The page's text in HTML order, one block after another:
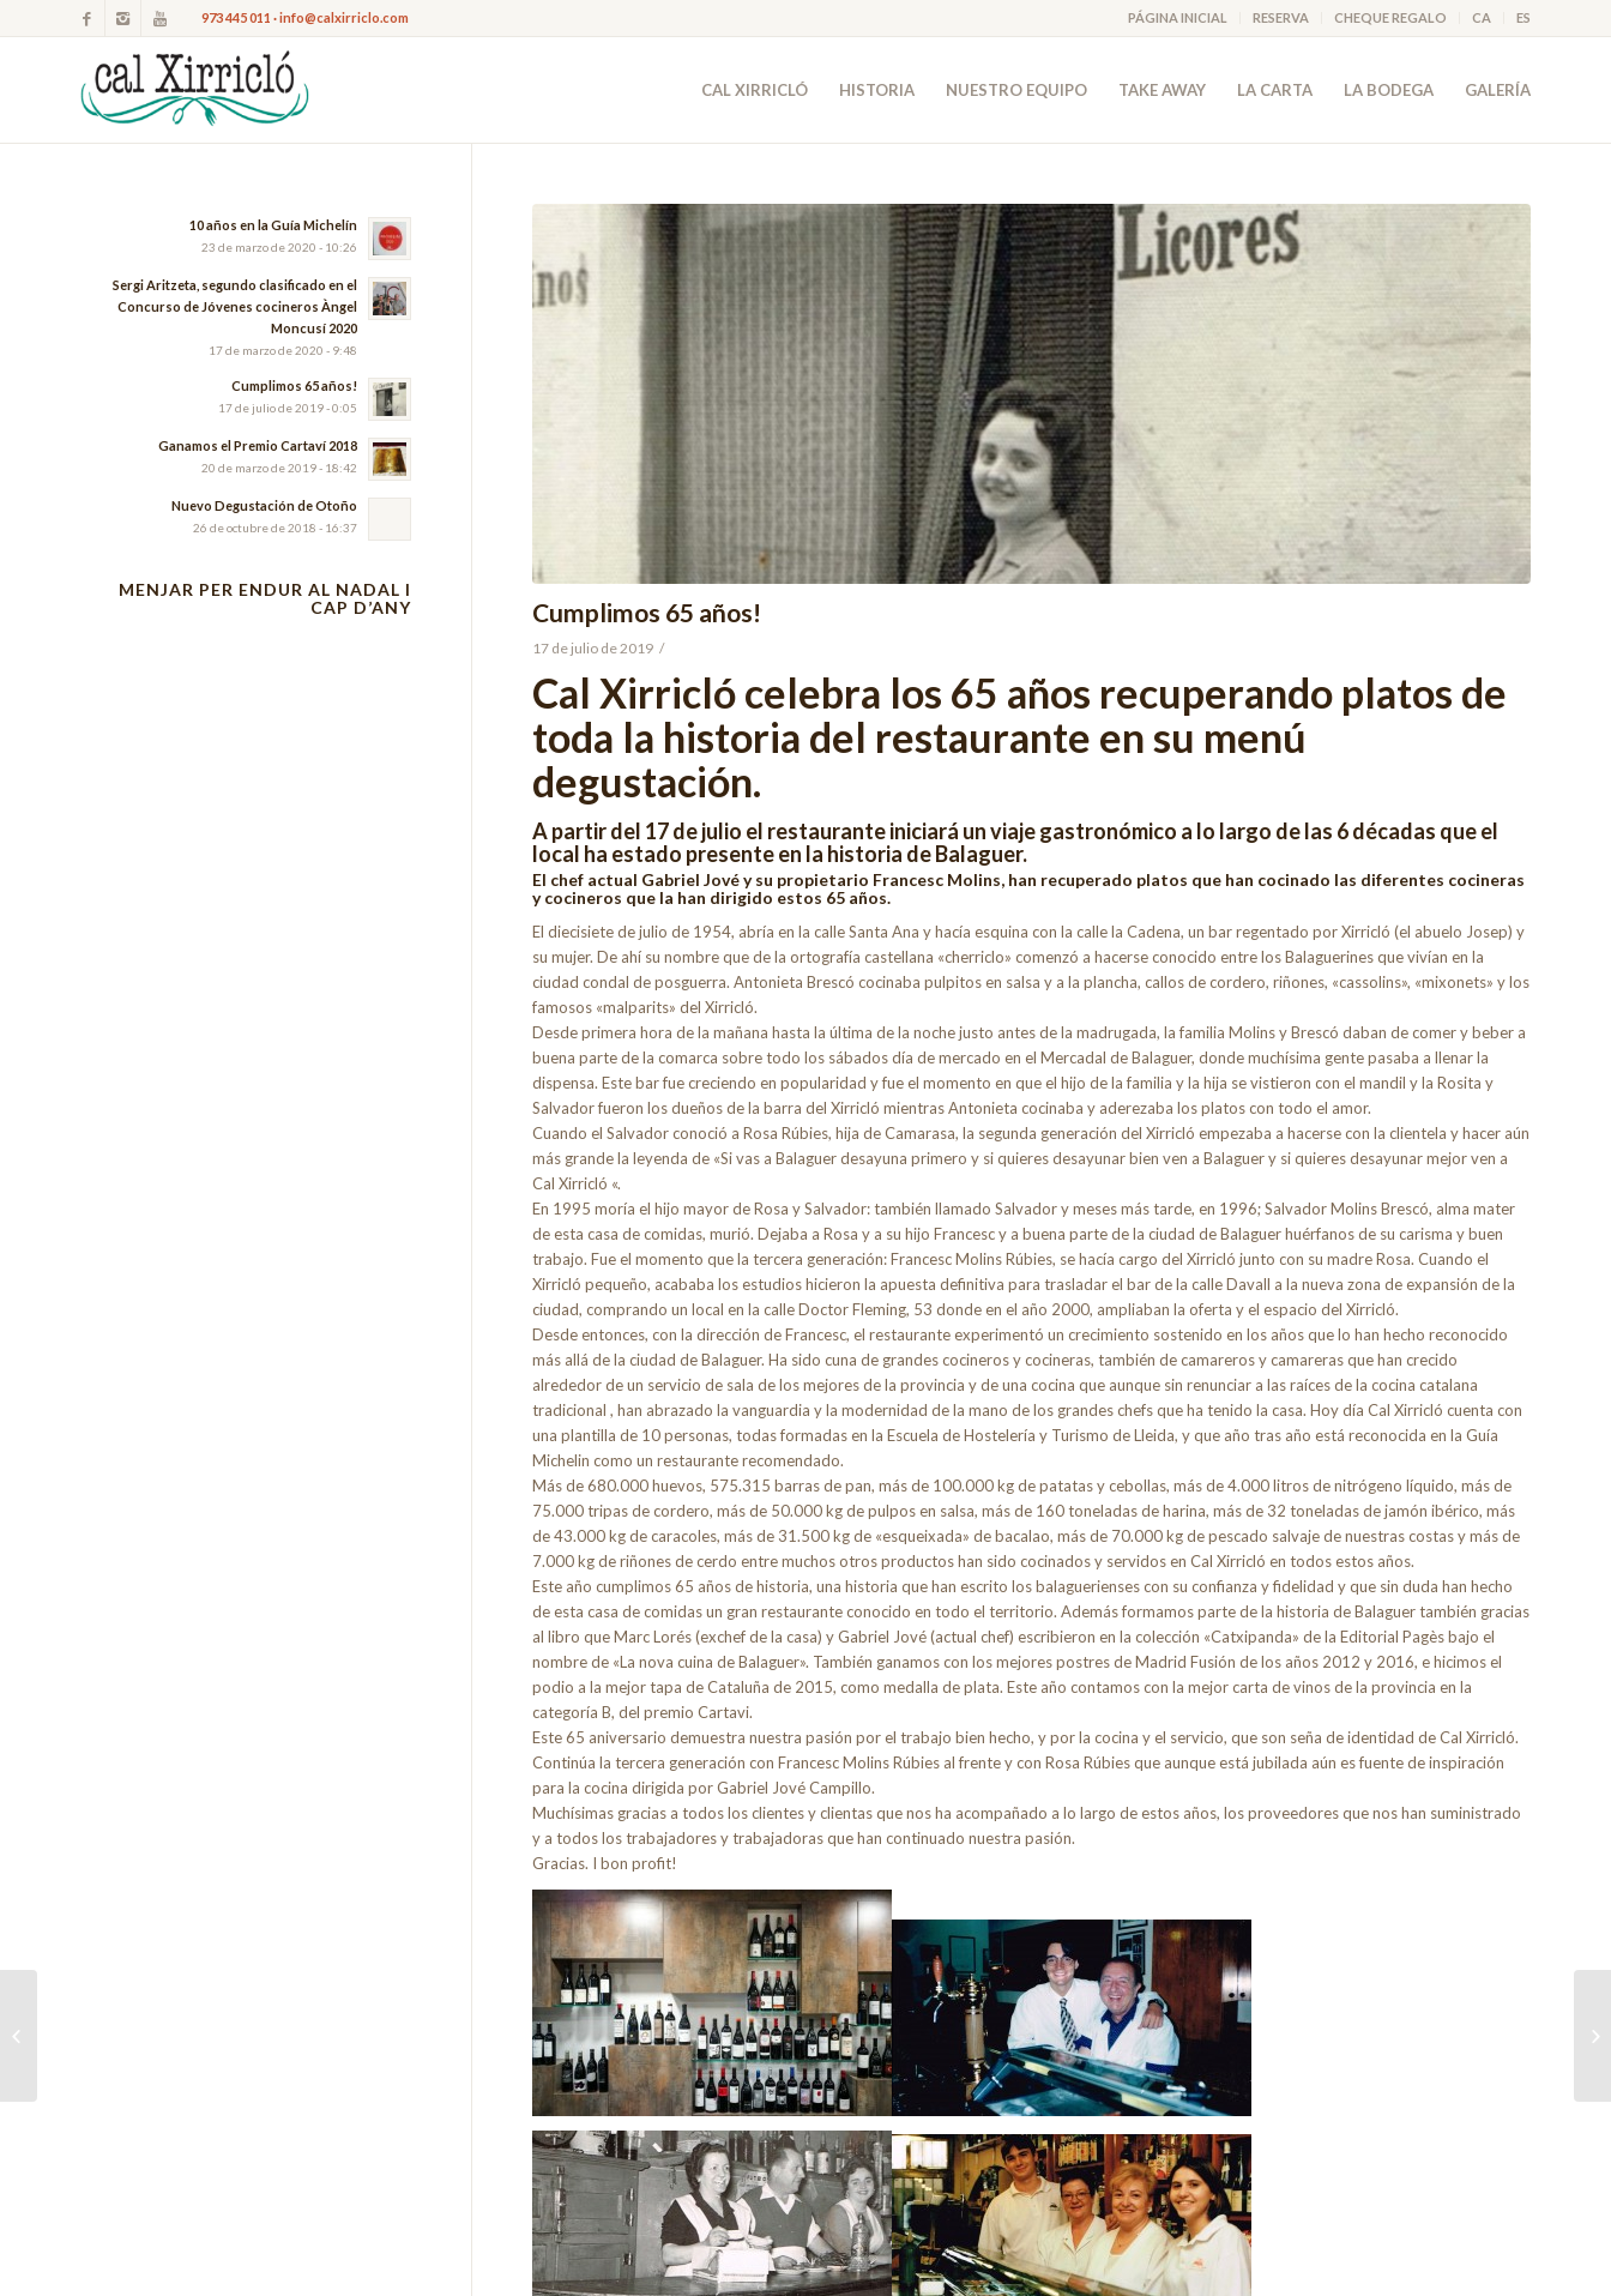
PÁGINA INICIAL RESERVA CHEQUE REGALO CA ES
973 445 011 · info@calxirriclo.com
CAL XIRRICLÓ HISTORIA NUESTRO EQUIPO TAKE AWAY LA CARTA LA BODEGA GALERÍA
Cumplimos 65 años!
17 de julio de 2019 /
Cal Xirricló celebra los 65 años recuperando platos de
toda la historia del restaurante en su menú
degustación.
A partir del 17 de julio el restaurante iniciará un viaje gastronómico a lo largo de las 6 décadas que el
local ha estado presente en la historia de Balaguer.
El chef actual Gabriel Jové y su propietario Francesc Molins, han recuperado platos que han cocinado las diferentes cocineras
y cocineros que la han dirigido estos 65 años.
El diecisiete de julio de 1954, abría en la calle Santa Ana y hacía esquina con la calle la Cadena, un bar regentado por Xirricló (el abuelo Josep) y
su mujer. De ahí su nombre que de la ortografía castellana «cherriclo» comenzó a hacerse conocido entre los Balaguerines que vivían en la
ciudad condal de posguerra. Antonieta Brescó cocinaba pulpitos en salsa y a la plancha, callos de cordero, riñones, «cassolins», «mixonets» y los
famosos «malparits» del Xirricló.
Desde primera hora de la mañana hasta la última de la noche justo antes de la madrugada, la familia Molins y Brescó daban de comer y beber a
buena parte de la comarca sobre todo los sábados día de mercado en el Mercadal de Balaguer, donde muchísima gente pasaba a llenar la
dispensa. Este bar fue creciendo en popularidad y fue el momento en que el hijo de la familia y la hija se vistieron con el mandil y la Rosita y
Salvador fueron los dueños de la barra del Xirricló mientras Antonieta cocinaba y aderezaba los platos con todo el amor.
Cuando el Salvador conoció a Rosa Rúbies, hija de Camarasa, la segunda generación del Xirricló empezaba a hacerse con la clientela y hacer aún
más grande la leyenda de «Si vas a Balaguer desayuna primero y si quieres desayunar bien ven a Balaguer y si quieres desayunar mejor ven a
Cal Xirricló «.
En 1995 moría el hijo mayor de Rosa y Salvador: también llamado Salvador y meses más tarde, en 1996; Salvador Molins Brescó, alma mater
de esta casa de comidas, murió. Dejaba a Rosa y a su hijo Francesc y a buena parte de la ciudad de Balaguer huérfanos de su carisma y buen
trabajo. Fue el momento que la tercera generación: Francesc Molins Rúbies, se hacía cargo del Xirricló junto con su madre Rosa. Cuando el
Xirricló pequeño, acababa los estudios hicieron la apuesta definitiva para trasladar el bar de la calle Davall a la nueva zona de expansión de la
ciudad, comprando un local en la calle Doctor Fleming, 53 donde en el año 2000, ampliaban la oferta y el espacio del Xirricló.
Desde entonces, con la dirección de Francesc, el restaurante experimentó un crecimiento sostenido en los años que lo han hecho reconocido
más allá de la ciudad de Balaguer. Ha sido cuna de grandes cocineros y cocineras, también de camareros y camareras que han crecido
alrededor de un servicio de sala de los mejores de la provincia y de una cocina que aunque sin renunciar a las raíces de la cocina catalana
tradicional , han abrazado la vanguardia y la modernidad de la mano de los grandes chefs que ha tenido la casa. Hoy día Cal Xirricló cuenta con
una plantilla de 10 personas, todas formadas en la Escuela de Hostelería y Turismo de Lleida, y que año tras año está reconocida en la Guía
Michelin como un restaurante recomendado.
Más de 680.000 huevos, 575.315 barras de pan, más de 100.000 kg de patatas y cebollas, más de 4.000 litros de nitrógeno líquido, más de
75.000 tripas de cordero, más de 50.000 kg de pulpos en salsa, más de 160 toneladas de harina, más de 32 toneladas de jamón ibérico, más
de 43.000 kg de caracoles, más de 31.500 kg de «esqueixada» de bacalao, más de 70.000 kg de pescado salvaje de nuestras costas y más de
7.000 kg de riñones de cerdo entre muchos otros productos han sido cocinados y servidos en Cal Xirricló en todos estos años.
Este año cumplimos 65 años de historia, una historia que han escrito los balaguerienses con su confianza y fidelidad y que sin duda han hecho
de esta casa de comidas un gran restaurante conocido en todo el territorio. Además formamos parte de la historia de Balaguer también gracias
al libro que Marc Lorés (exchef de la casa) y Gabriel Jové (actual chef) escribieron en la colección «Catxipanda» de la Editorial Pagès bajo el
nombre de «La nova cuina de Balaguer». También ganamos con los mejores postres de Madrid Fusión de los años 2012 y 2016, e hicimos el
podio a la mejor tapa de Cataluña de 2015, como medalla de plata. Este año contamos con la mejor carta de vinos de la provincia en la
categoría B, del premio Cartavi.
Este 65 aniversario demuestra nuestra pasión por el trabajo bien hecho, y por la cocina y el servicio, que son seña de identidad de Cal Xirricló.
Continúa la tercera generación con Francesc Molins Rúbies al frente y con Rosa Rúbies que aunque está jubilada aún es fuente de inspiración
para la cocina dirigida por Gabriel Jové Campillo.
Muchísimas gracias a todos los clientes y clientas que nos ha acompañado a lo largo de estos años, los proveedores que nos han suministrado
y a todos los trabajadores y trabajadoras que han continuado nuestra pasión.
Gracias. I bon profit!
10 años en la Guía Michelín
23 de marzo de 2020 - 10:26
Sergi Aritzeta, segundo clasificado en el
Concurso de Jóvenes cocineros Àngel
Moncusí 2020
17 de marzo de 2020 - 9:48
Cumplimos 65 años!
17 de julio de 2019 - 0:05
Ganamos el Premio Cartaví 2018
20 de marzo de 2019 - 18:42
Nuevo Degustación de Otoño
26 de octubre de 2018 - 16:37
MENJAR PER ENDUR AL NADAL I
CAP D’ANY